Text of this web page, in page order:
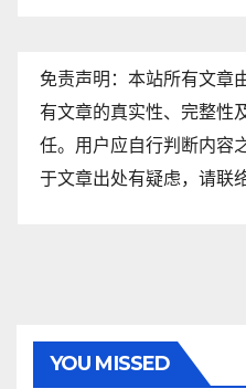
免责声明：本站所有文章
有文章的真实性、完整性
任。用户应自行判断内容
于文章出处有疑虑，请联
YOU MISSED